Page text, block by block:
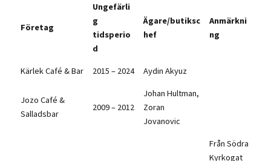
Företag
Ungefärli
g
tidsperio
d
Ägare/butiksc
hef
Anmärkni
ng
Kärlek Café & Bar 2015 – 2024 Aydin Akyuz
Jozo Café &
Salladsbar
2009 – 2012
Johan Hultman,
Zoran
Jovanovic
Från Södra
Kyrkogat